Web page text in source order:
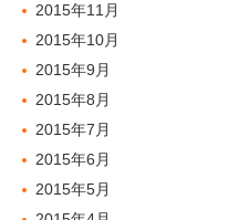
2015年11月
2015年10月
2015年9月
2015年8月
2015年7月
2015年6月
2015年5月